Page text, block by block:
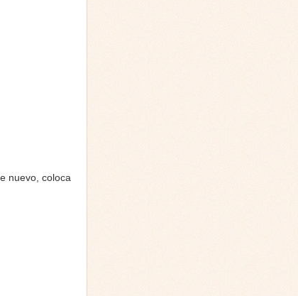
nuevo, coloca